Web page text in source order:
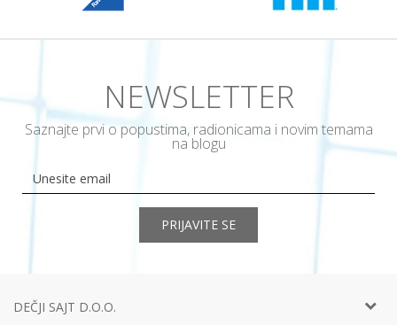
NEWSLETTER
Saznajte prvi o popustima, radionicama i novim temama
na blogu
PRIJAVITE SE
DEČJI SAJT D.O.O.